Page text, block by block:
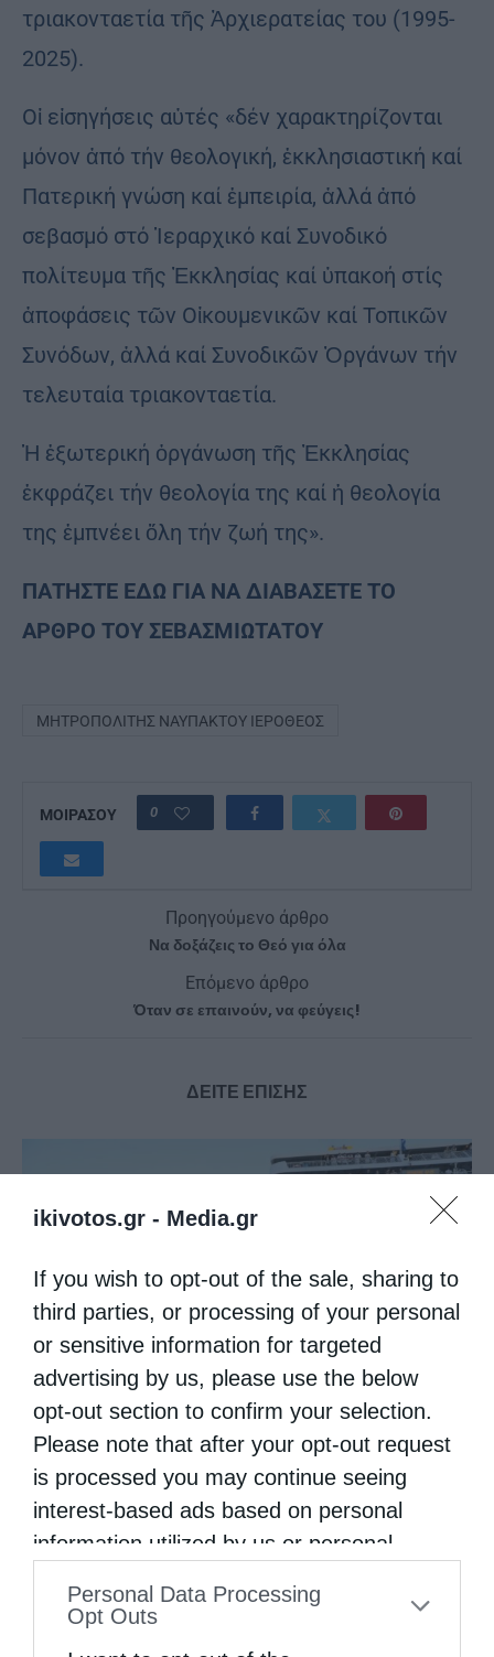
ikivotos.gr - Media.gr
If you wish to opt-out of the sale, sharing to
third parties, or processing of your personal
or sensitive information for targeted
advertising by us, please use the below
opt-out section to confirm your selection.
Please note that after your opt-out request
is processed you may continue seeing
interest-based ads based on personal
information utilized by us or personal
to your opt-out. You may separately opt-out
Personal Data Processing
Opt Outs
τριακονταετία τῆς Ἀρχιερατείας του (1995-
2025).
Οἱ εἰσηγήσεις αὐτές «δέν χαρακτηρίζονται
μόνον ἀπό τήν θεολογική, ἐκκλησιαστική καί
Πατερική γνώση καί ἐμπειρία, ἀλλά ἀπό
σεβασμό στό Ἱεραρχικό καί Συνοδικό
πολίτευμα τῆς Ἐκκλησίας καί ὑπακοή στίς
ἀποφάσεις τῶν Οἰκουμενικῶν καί Τοπικῶν
Συνόδων, ἀλλά καί Συνοδικῶν Ὀργάνων τήν
τελευταία τριακονταετία.
Ἡ ἐξωτερική ὀργάνωση τῆς Ἐκκλησίας
ἐκφράζει τήν θεολογία της καί ἡ θεολογία
της ἐμπνέει ὅλη τήν ζωή της».
ΠΑΤΗΣΤΕ ΕΔΩ ΓΙΑ ΝΑ ΔΙΑΒΑΣΕΤΕ ΤΟ
ΑΡΘΡΟ ΤΟΥ ΣΕΒΑΣΜΙΩΤΑΤΟΥ
ΜΗΤΡΟΠΟΛΊΤΗΣ ΝΑΥΠΆΚΤΟΥ ΙΕΡΌΘΕΟΣ
ΜΟΙΡΑΣΟΥ 0
Προηγούμενο άρθρο
Να δοξάζεις το Θεό για όλα
Επόμενο άρθρο
Όταν σε επαινούν, να φεύγεις!
ΔΕΙΤΕ ΕΠΙΣΗΣ
Ελληνικός Ερυθρός Σταυρός: Τι πρέπει να
περιέχει ένα...